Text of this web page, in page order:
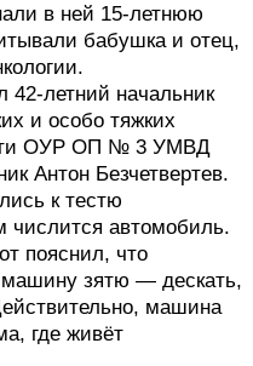
в ней 15-летнюю
бабушка и отец,
летний начальник
и особо тяжких
ОУР ОП № 3 УМВД
Антон Безчетвертев.
к тестю
числится автомобиль.
пояснил, что
машину зятю — дескать,
машина
где живёт